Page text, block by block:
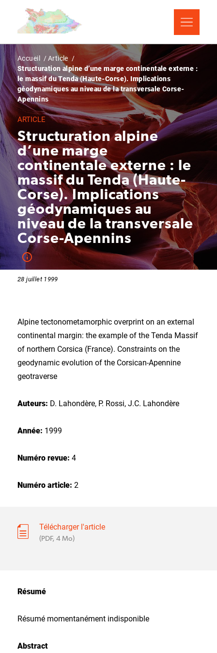
contenu
Fil
d'Ariane
Accueil
Article
Structuration alpine d’une marge continentale externe :
le massif du Tenda (Haute-Corse). Implications
géodynamiques au niveau de la transversale Corse-
Apennins
ARTICLE
Structuration alpine
d’une marge
continentale externe : le
massif du Tenda (Haute-
Corse). Implications
géodynamiques au
niveau de la transversale
Corse-Apennins
28 juillet 1999
Alpine tectonometamorphic overprint on an external
continental margin: the example of the Tenda Massif
of northern Corsica (France). Constraints on the
geodynamic evolution of the Corsican-Apennine
geotraverse
Auteurs: D. Lahondère, P. Rossi, J.C. Lahondère
Année: 1999
Numéro revue: 4
Numéro article: 2
Télécharger l'article
(PDF, 4 Mo)
Résumé
Résumé momentanément indisponible
Abstract